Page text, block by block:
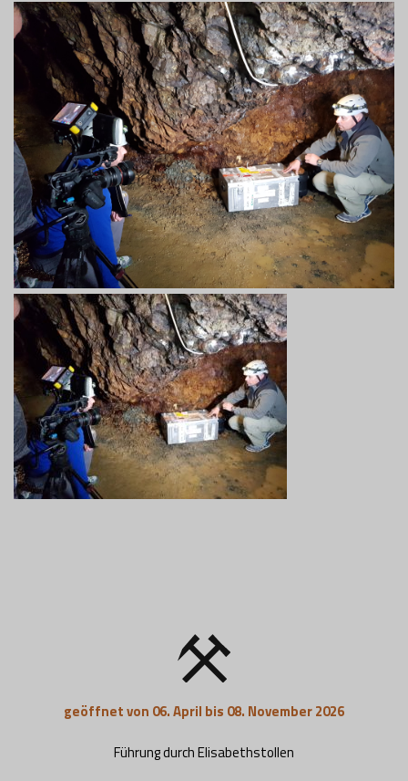
geöffnet von 06. April bis 08. November 2026
Führung durch Elisabethstollen